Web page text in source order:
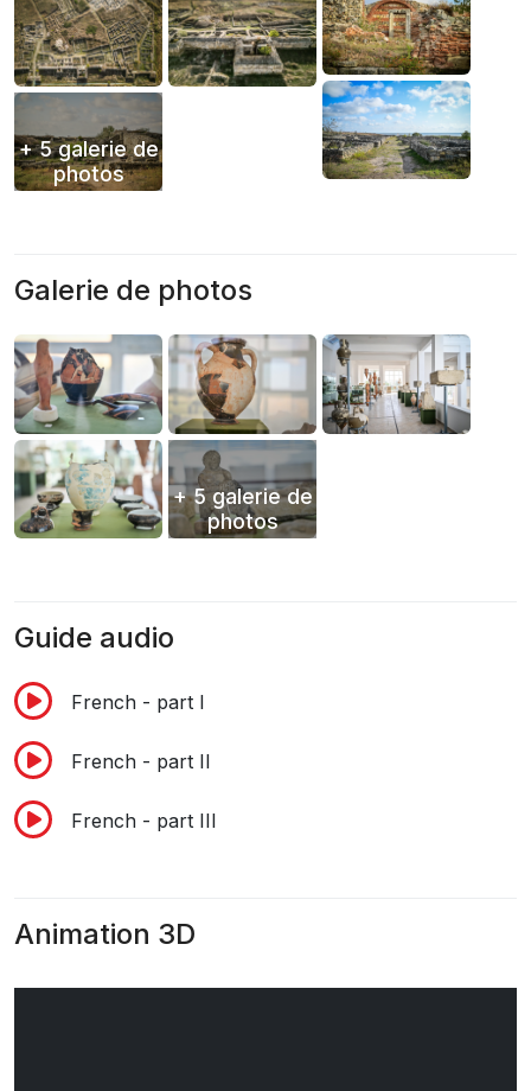
+ 5 galerie de
photos
Galerie de photos
+ 5 galerie de
photos
Guide audio
French - part I
French - part II
French - part III
Animation 3D